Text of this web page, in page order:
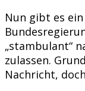
Nun gibt es
„stambulant“
zulassen.
Nachricht,